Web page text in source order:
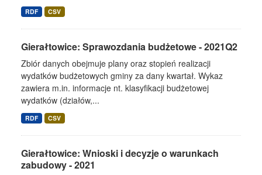
RDF CSV
Gierałtowice: Sprawozdania budżetowe - 2021Q2
Zbiór danych obejmuje plany oraz stopień realizacji
wydatków budżetowych gminy za dany kwartał. Wykaz
zawiera m.in. informacje nt. klasyfikacji budżetowej
wydatków (działów,...
RDF CSV
Gierałtowice: Wnioski i decyzje o warunkach
zabudowy - 2021